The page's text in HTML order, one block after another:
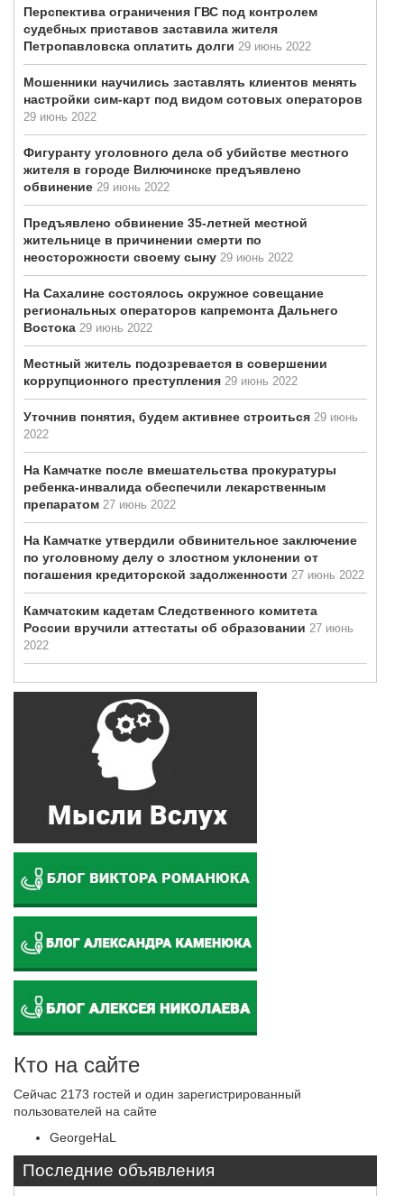
Перспектива ограничения ГВС под контролем
судебных приставов заставила жителя
Петропавловска оплатить долги 29 июнь 2022
Мошенники научились заставлять клиентов менять
настройки сим-карт под видом сотовых операторов
29 июнь 2022
Фигуранту уголовного дела об убийстве местного
жителя в городе Вилючинске предъявлено
обвинение 29 июнь 2022
Предъявлено обвинение 35-летней местной
жительнице в причинении смерти по
неосторожности своему сыну 29 июнь 2022
На Сахалине состоялось окружное совещание
региональных операторов капремонта Дальнего
Востока 29 июнь 2022
Местный житель подозревается в совершении
коррупционного преступления 29 июнь 2022
Уточнив понятия, будем активнее строиться 29 июнь
2022
На Камчатке после вмешательства прокуратуры
ребенка-инвалида обеспечили лекарственным
препаратом 27 июнь 2022
На Камчатке утвердили обвинительное заключение
по уголовному делу о злостном уклонении от
погашения кредиторской задолженности 27 июнь 2022
Камчатским кадетам Следственного комитета
России вручили аттестаты об образовании 27 июнь
2022
Кто на сайте
Сейчас 2173 гостей и один зарегистрированный
пользователей на сайте
GeorgeHaL
Последние объявления